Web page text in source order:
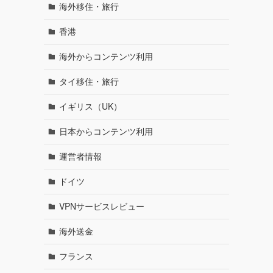
海外移住・旅行
香港
海外からコンテンツ利用
タイ移住・旅行
イギリス（UK）
日本からコンテンツ利用
運営者情報
ドイツ
VPNサービスレビュー
海外送金
フランス